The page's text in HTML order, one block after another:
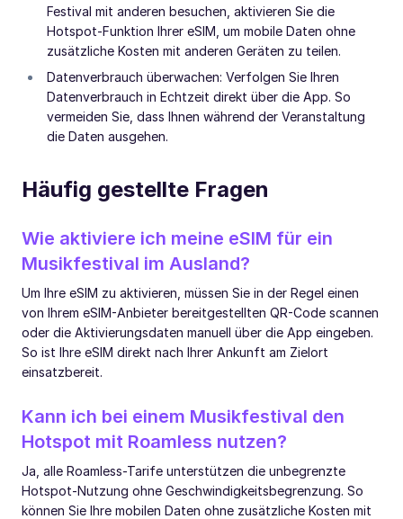
Festival mit anderen besuchen, aktivieren Sie die
Hotspot-Funktion Ihrer eSIM, um mobile Daten ohne
zusätzliche Kosten mit anderen Geräten zu teilen.
Datenverbrauch überwachen: Verfolgen Sie Ihren
Datenverbrauch in Echtzeit direkt über die App. So
vermeiden Sie, dass Ihnen während der Veranstaltung
die Daten ausgehen.
Häufig gestellte Fragen
Wie aktiviere ich meine eSIM für ein
Musikfestival im Ausland?
Um Ihre eSIM zu aktivieren, müssen Sie in der Regel einen
von Ihrem eSIM-Anbieter bereitgestellten QR-Code scannen
oder die Aktivierungsdaten manuell über die App eingeben.
So ist Ihre eSIM direkt nach Ihrer Ankunft am Zielort
einsatzbereit.
Kann ich bei einem Musikfestival den
Hotspot mit Roamless nutzen?
Ja, alle Roamless-Tarife unterstützen die unbegrenzte
Hotspot-Nutzung ohne Geschwindigkeitsbegrenzung. So
können Sie Ihre mobilen Daten ohne zusätzliche Kosten mit